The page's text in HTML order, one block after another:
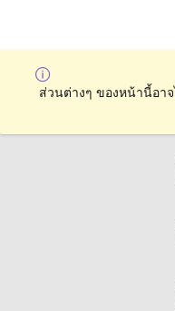
ส่วนต่างๆ ของหน้านี้อา